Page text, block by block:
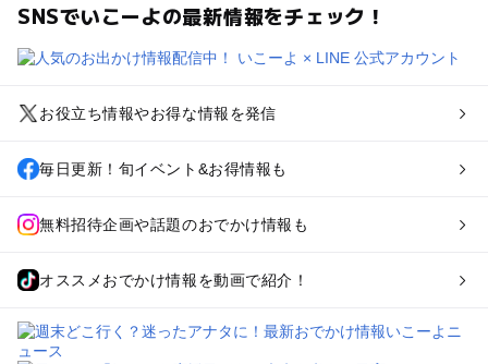
SNSでいこーよの最新情報をチェック！
お役立ち情報やお得な情報を発信
毎日更新！旬イベント&お得情報も
無料招待企画や話題のおでかけ情報も
オススメおでかけ情報を動画で紹介！